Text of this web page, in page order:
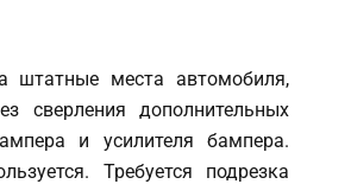
штатные места автомобиля,
сверления дополнительных
и усилителя бампера.
Требуется подрезка